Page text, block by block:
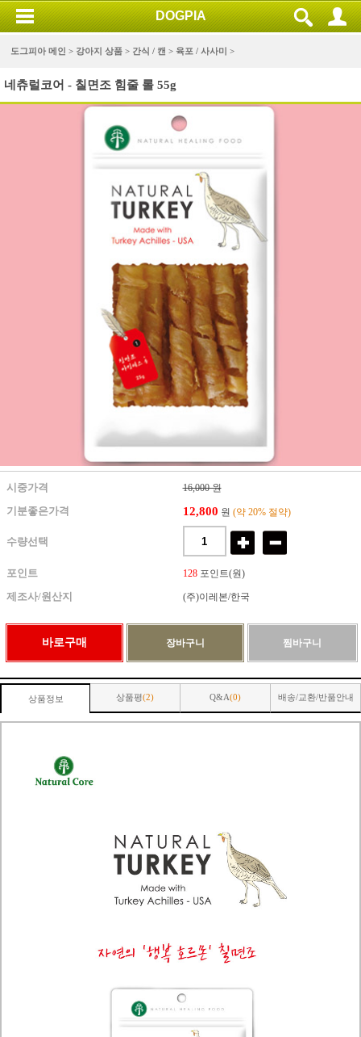
DOGPIA
도그피아 메인 > 강아지 상품 > 간식 / 캔 > 육포 / 사사미 >
네츄럴코어 - 칠면조 힘줄 롤 55g
시중가격 16,000 원
기분좋은가격 12,800 원 (약 20% 절약)
수량선택
포인트 128포인트(원)
제조사/원산지 (주)이레본/한국
상품정보 상품평(2) Q&A(0) 배송/교환/반품안내